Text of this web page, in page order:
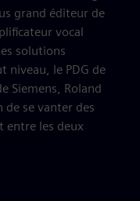
grand éditeur de
vocal
solutions
niveau, le PDG de
Siemens, Roland
de se vanter des
entre les deux